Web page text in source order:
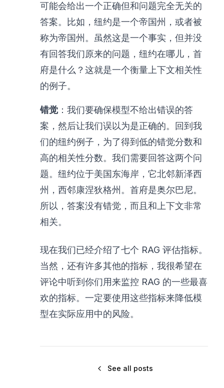
可能会给出一个正确但和问题完全无关的
答案。比如，纽约是一个帝国州，或者被
称为帝国州。虽然这是一个事实，但并没
有回答我们原来的问题，纽约在哪儿，首
府是什么？这就是一个衡量上下文相关性
的例子。
错觉 ：我们要确保模型不给出错误的答
案，然后让我们误以为是正确的。回到我
们的纽约例子，为了得到低的错觉分数和
高的相关性分数。我们需要回答这两个问
题。纽约位于美国东海岸，它北邻新泽西
州，西邻康涅狄格州。首府是奥尔巴尼。
所以，答案没有错觉，而且和上下文非常
相关。
现在我们已经介绍了七个 RAG 评估指标。
当然，还有许多其他的指标，我很希望在
评论中听到你们用来监控 RAG 的一些最喜
欢的指标。一定要使用这些指标来降低模
型在实际应用中的风险。
See all posts